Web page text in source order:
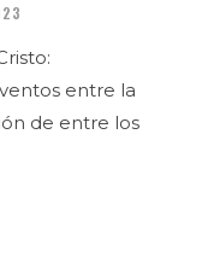
entre la
de entre los